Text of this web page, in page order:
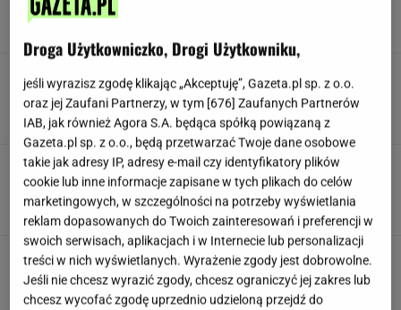
Koledzy z branży nie mieli litości dla Kłeczka.
"Odpiął wrotki"
Były szef PIP szuka pracy. Prosi
o radę. "Jakiej domagać się pensji?"
SUBSKRYPCJA
Pijany Polak prowadził traktor po autostradzie
w Niemczech
Droga Użytkowniczko, Drogi Użytkowniku,
jeśli wyrazisz zgodę klikając „Akceptuję”, Gazeta.pl sp. z o.o.
oraz jej Zaufani Partnerzy, w tym [676] Zaufanych Partnerów
IAB, jak również Agora S.A. będąca spółką powiązaną z
Gazeta.pl sp. z o.o., będą przetwarzać Twoje dane osobowe
takie jak adresy IP, adresy e-mail czy identyfikatory plików
cookie lub inne informacje zapisane w tych plikach do celów
marketingowych, w szczególności na potrzeby wyświetlania
reklam dopasowanych do Twoich zainteresowań i preferencji w
swoich serwisach, aplikacjach i w Internecie lub personalizacji
treści w nich wyświetlanych. Wyrażenie zgody jest dobrowolne.
Jeśli nie chcesz wyrazić zgody, chcesz ograniczyć jej zakres lub
chcesz wycofać zgodę uprzednio udzieloną przejdź do